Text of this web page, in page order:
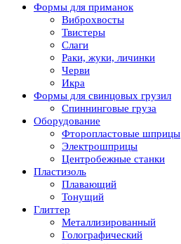
Формы для приманок
Виброхвосты
Твистеры
Слаги
Раки, жуки, личинки
Черви
Икра
Формы для свинцовых грузил
Спиннинговые груза
Оборудование
Фторопластовые шприцы
Электрошприцы
Центробежные станки
Пластизоль
Плавающий
Тонущий
Глиттер
Металлизированный
Голографический